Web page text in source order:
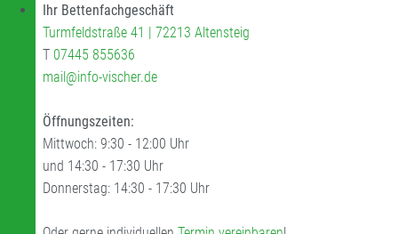
Ihr Bettenfachgeschäft
Turmfeldstraße 41 | 72213 Altensteig
T 07445 855636
mail@info-vischer.de
Öffnungszeiten:
Mittwoch: 9:30 - 12:00 Uhr
und 14:30 - 17:30 Uhr
Donnerstag: 14:30 - 17:30 Uhr